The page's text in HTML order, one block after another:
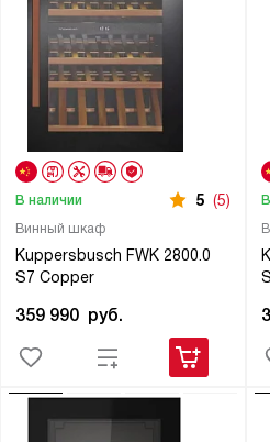
Винный шкаф
Kuppersbusch FWK 2800.0
S7 Copper
В наличии 5 (5)
359 990 руб.